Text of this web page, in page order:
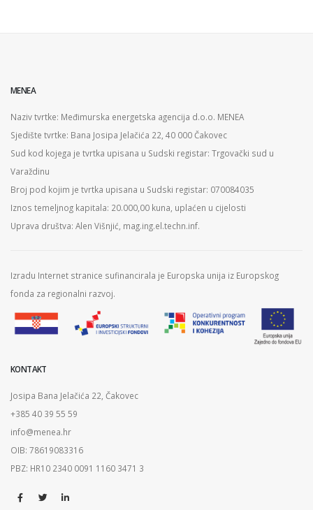
MENEA
Naziv tvrtke: Međimurska energetska agencija d.o.o. MENEA
Sjedište tvrtke: Bana Josipa Jelačića 22, 40 000 Čakovec
Sud kod kojega je tvrtka upisana u Sudski registar: Trgovački sud u
Varaždinu
Broj pod kojim je tvrtka upisana u Sudski registar: 070084035
Iznos temeljnog kapitala: 20.000,00 kuna, uplaćen u cijelosti
Uprava društva: Alen Višnjić, mag.ing.el.techn.inf.
Izradu Internet stranice sufinancirala je Europska unija iz Europskog
fonda za regionalni razvoj.
KONTAKT
Josipa Bana Jelačića 22, Čakovec
+385 40 39 55 59
info@menea.hr
OIB: 78619083316
PBZ: HR10 2340 0091 1160 3471 3